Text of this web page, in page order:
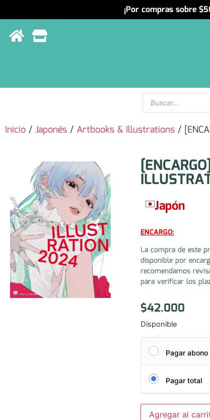
¡Por compras sobre
Inicio / Japonés / Artbooks & Illustrations /
Japón
ENCARGO:
La compra de este
disponible por
recomendamos
para verificar los
$42.000
Disponible
Pagar abono
Pagar total
Agregar al